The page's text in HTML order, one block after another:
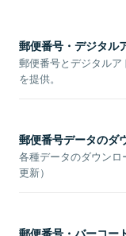
郵便番号・デジタル
郵便番号とデジタル
を提供。
郵便番号データのダ
各種データのダウンロ
更新）
郵便番号・バーコー